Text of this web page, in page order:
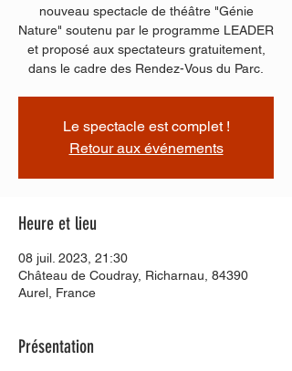
nouveau spectacle de théâtre "Génie
Nature" soutenu par le programme LEADER
et proposé aux spectateurs gratuitement,
dans le cadre des Rendez-Vous du Parc.
Le spectacle est complet !
Retour aux événements
Heure et lieu
08 juil. 2023, 21:30
Château de Coudray, Richarnau, 84390
Aurel, France
Présentation